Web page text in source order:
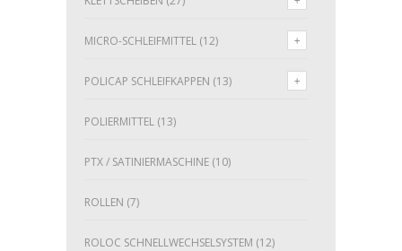
MICRO-SCHLEIFMITTEL (12)
POLICAP SCHLEIFKAPPEN (13)
POLIERMITTEL (13)
PTX / SATINIERMASCHINE (10)
ROLLEN (7)
ROLOC SCHNELLWECHSELSYSTEM (12)